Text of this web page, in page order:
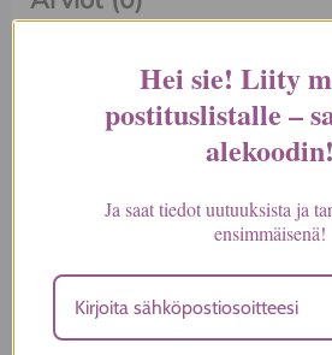
Tuotearvioita ei vielä ole.
Kirjoita
raidallinen,
Sähköpostiosoitettasi ei
kentät on merkitty*
Hei sie! Liity
postituslistalle –
alekoodin!
Ja saat tiedot uutuuksista ja
ensimmäisenä!